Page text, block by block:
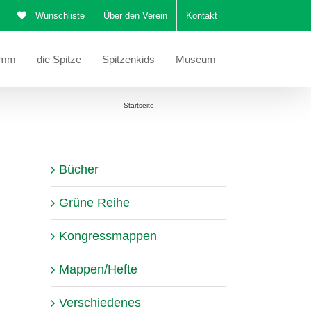
Wunschliste Über den Verein Kontakt
die Spitze Spitzenkids Museum
Startseite
Bücher
Grüne Reihe
Kongressmappen
Mappen/Hefte
Verschiedenes